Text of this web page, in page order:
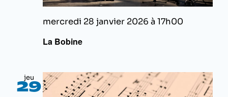
La Bobine
mercredi 28 janvier 2026 à 17h00
jeu
29